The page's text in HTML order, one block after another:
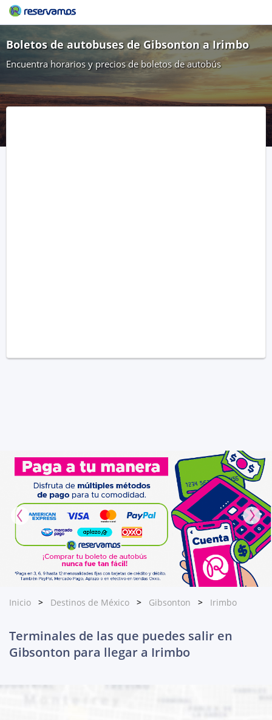
Boletos de autobuses de Gibsonton a Irimbo
Encuentra horarios y precios de boletos de autobús
Inicio Destinos de México Gibsonton Irimbo
Terminales de las que puedes salir en
Gibsonton para llegar a Irimbo